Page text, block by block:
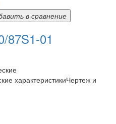
в сравнение
87S1-01
характеристикиЧертеж и